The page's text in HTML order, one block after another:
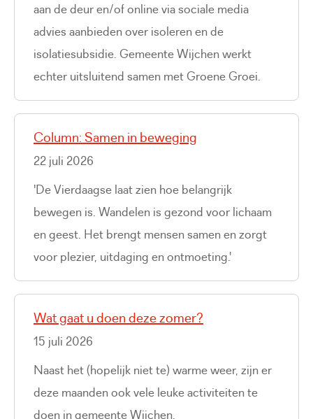
aan de deur en/of online via sociale media
advies aanbieden over isoleren en de
isolatiesubsidie. Gemeente Wijchen werkt
echter uitsluitend samen met Groene Groei.
Column: Samen in beweging
22 juli 2026
'De Vierdaagse laat zien hoe belangrijk
bewegen is. Wandelen is gezond voor lichaam
en geest. Het brengt mensen samen en zorgt
voor plezier, uitdaging en ontmoeting.'
Wat gaat u doen deze zomer?
15 juli 2026
Naast het (hopelijk niet te) warme weer, zijn er
deze maanden ook vele leuke activiteiten te
doen in gemeente Wijchen.